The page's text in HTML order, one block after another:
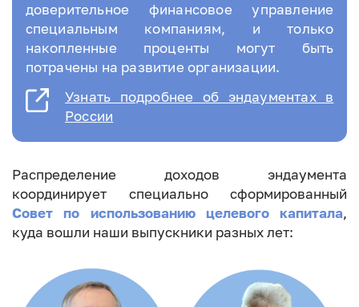
доверительное финансовое управление
специальным компаниям, и только
накопленные проценты могут быть
потрачены на развитие организации.
Узнать подробнее об эндаументах в
России
Распределение доходов эндаумента
координирует специально сформированный
Совет по использованию целевого капитала,
куда вошли наши выпускники разных лет: